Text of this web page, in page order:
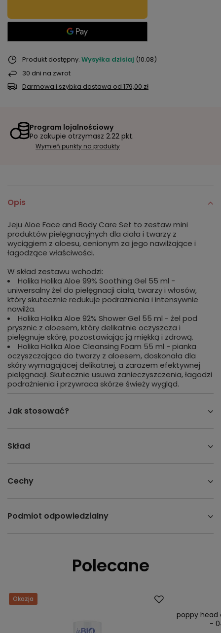
Produkt dostępny Wysyłka dzisiaj (10.08)
30 dni na zwrot
Darmowa i szybka dostawa od 179,00 zł
Program lojalnościowy
Po zakupie otrzymasz 2.22 pkt.
Wymień punkty na produkty
Opis
Jeju Aloe Face and Body Care Set to zestaw mini
produktów pielęgnacyjnych dla ciała i twarzy z
wyciągiem z aloesu, cenionym za jego nawilżające i
łagodzące właściwości.
W skład zestawu wchodzi:
Holika Holika Aloe 99% Soothing Gel 55 ml -
uniwersalny żel do pielęgnacji ciała, twarzy i włosów,
który skutecznie redukuje podrażnienia i intensywnie
nawilża.
Holika Holika Aloe 92% Shower Gel 55 ml - żel pod
prysznic z aloesem, który delikatnie oczyszcza i
pielęgnuje skórę, pozostawiając ją miękką i zdrową.
Holika Holika Aloe Cleansing Foam 55 ml - pianka
oczyszczająca do twarzy z aloesem, doskonała dla
skóry wymagającej delikatnej, a zarazem efektywnej
pielęgnacji. Skutecznie usuwa zanieczyszczenia, łagodzi
podrażnienia i przywraca skórze świeży wygląd.
Jak stosować?
Skład
Cechy
Podmiot odpowiedzialny
Polecane
Okazja
Nowość
poppy head
-